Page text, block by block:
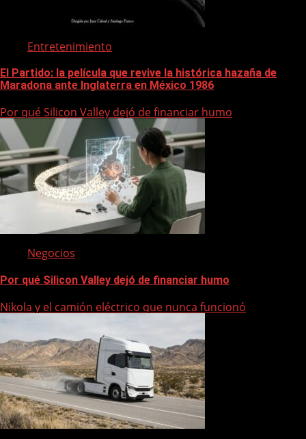
Entretenimiento
El Partido: la película que revive la histórica hazaña de
Maradona ante Inglaterra en México 1986
Por qué Silicon Valley dejó de financiar humo
Negocios
Por qué Silicon Valley dejó de financiar humo
Nikola y el camión eléctrico que nunca funcionó